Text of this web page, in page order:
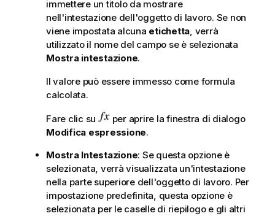
immettere un titolo da mostrare
nell'intestazione dell'oggetto di lavoro. Se non
viene impostata alcuna etichetta, verrà
utilizzato il nome del campo se è selezionata
Mostra intestazione.
Il valore può essere immesso come formula
calcolata.
Fare clic su
per aprire la finestra di dialogo
Modifica espressione.
Mostra Intestazione: Se questa opzione è
selezionata, verrà visualizzata un'intestazione
nella parte superiore dell'oggetto di lavoro. Per
impostazione predefinita, questa opzione è
selezionata per le caselle di riepilogo e gli altri